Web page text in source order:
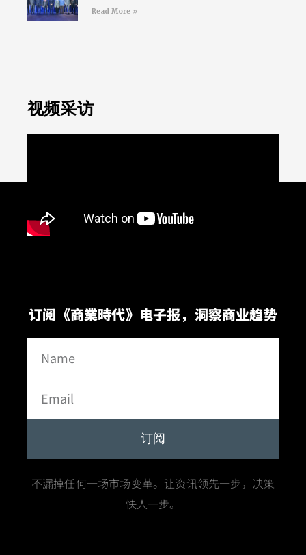
Read More »
视频采访
订阅《商業時代》电子报，洞察商业趋势
订阅
不漏掉任何一场市场变革。让资讯领先一步，决策
快人一步。